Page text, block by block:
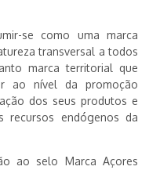
se como uma marca
transversal a todos
marca territorial que
ao nível da promoção
dos seus produtos e
recursos endógenos da
ao selo Marca Açores